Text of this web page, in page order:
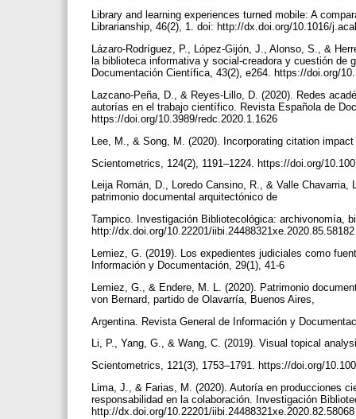
Library and learning experiences turned mobile: A
Librarianship, 46(2), 1. doi: http://dx.doi.org/10.1016/
Lázaro-Rodríguez, P., López-Gijón, J., Alonso, S., &
la biblioteca informativa y social-creadora y cuestión de
Documentación Científica, 43(2), e264. https://doi.org/
Lazcano-Peña, D., & Reyes-Lillo, D. (2020). Redes
autorías en el trabajo científico. Revista Española de
https://doi.org/10.3989/redc.2020.1.1626
Lee, M., & Song, M. (2020). Incorporating citation
Scientometrics, 124(2), 1191–1224. https://doi.org/
Leija Román, D., Loredo Cansino, R., & Valle
patrimonio documental arquitectónico de
Tampico. Investigación Bibliotecológica: archivonomía,
http://dx.doi.org/10.22201/
Lemiez, G. (2019). Los expedientes judiciales como
Información y Documentación, 29(1), 41-6
Lemiez, G., & Endere, M. L. (2020). Patrimonio
von Bernard, partido de Olavarría, Buenos Aires,
Argentina. Revista General de Información y
Li, P., Yang, G., & Wang, C. (2019). Visual topical
Scientometrics, 121(3), 1753–1791. https://doi.org/
Lima, J., & Farias, M. (2020). Autoría en producciones
responsabilidad en la colaboración. Investigación
http://dx.doi.org/10.22201/